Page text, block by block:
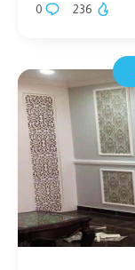
0 236